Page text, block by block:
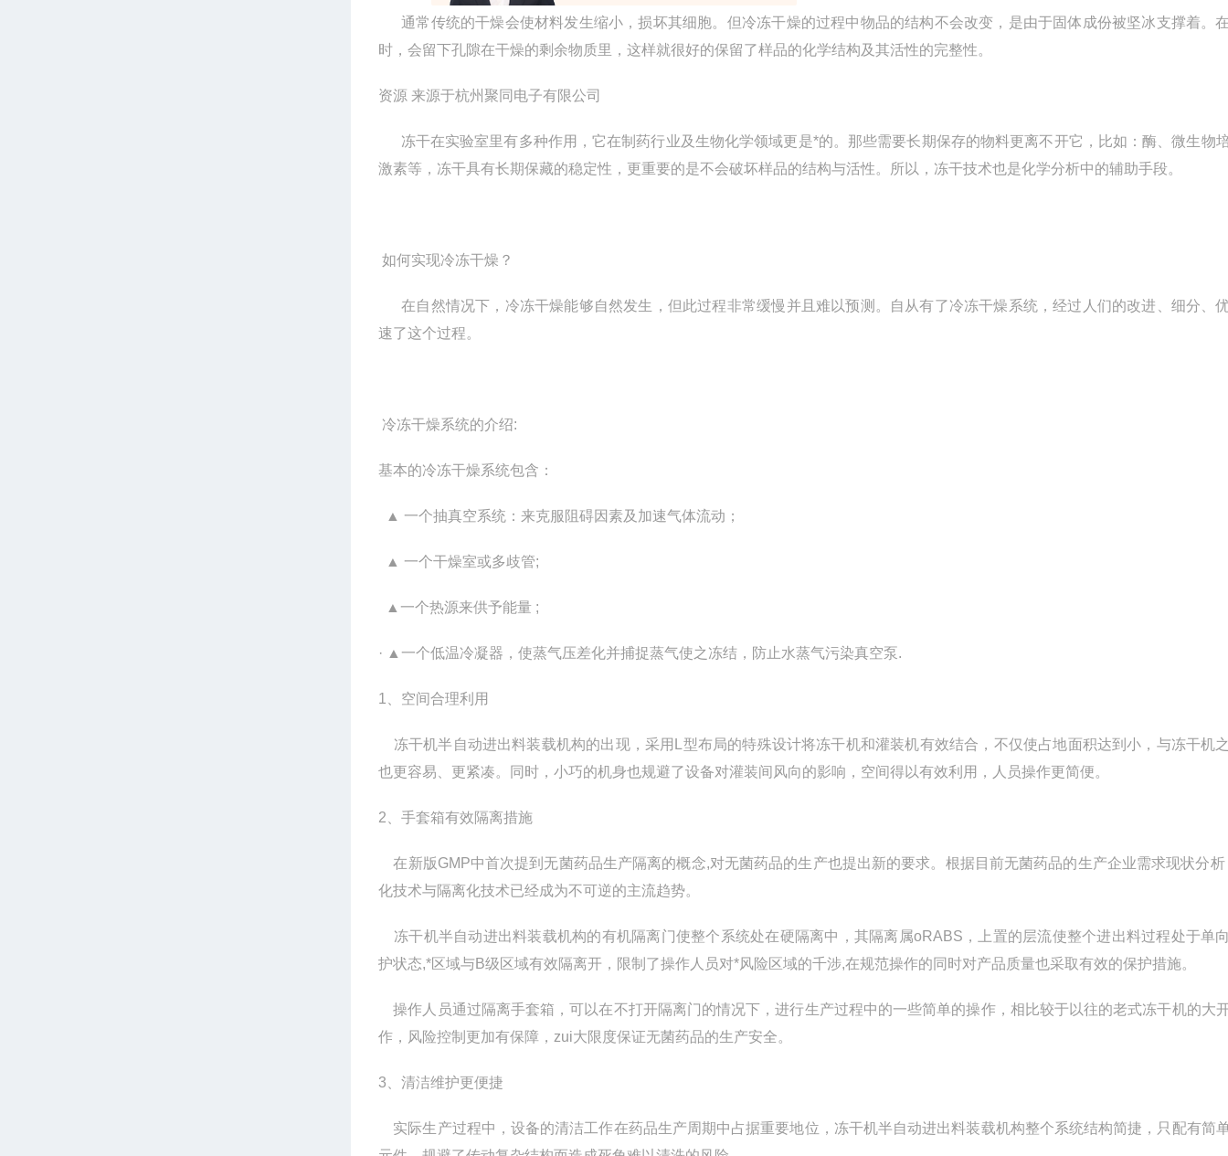
通常传统的干燥会使材料发生缩小，损坏其细胞。但冷冻干燥的过程中物品的结构不会改变，是由于固体成份被坚冰支撑着。
时，会留下孔隙在干燥的剩余物质里，这样就很好的保留了样品的化学结构及其活性的完整性。
资源 来源于杭州聚同电子有限公司
冻干在实验室里有多种作用，它在制药行业及生物化学领域更是*的。那些需要长期保存的物料更离不开它，比如：酶、微生物
激素等，冻干具有长期保藏的稳定性，更重要的是不会破坏样品的结构与活性。所以，冻干技术也是化学分析中的辅助手段。
如何实现冷冻干燥？
在自然情况下，冷冻干燥能够自然发生，但此过程非常缓慢并且难以预测。自从有了冷冻干燥系统，经过人们的改进、细分、
速了这个过程。
冷冻干燥系统的介绍:
基本的冷冻干燥系统包含：
▲ 一个抽真空系统：来克服阻碍因素及加速气体流动；
▲ 一个干燥室或多歧管;
▲一个热源来供予能量 ;
· ▲一个低温冷凝器，使蒸气压差化并捕捉蒸气使之冻结，防止水蒸气污染真空泵.
1 、空间合理利用
冻干机半自动进出料装载机构的出现，采用L型布局的特殊设计将冻干机和灌装机有效结合，不仅使占地面积达到小，与冻干机
也更容易、更紧凑。同时，小巧的机身也规避了设备对灌装间风向的影响，空间得以有效利用，人员操作更简便。
2 、手套箱有效隔离措施
在新版GMP中首次提到无菌药品生产隔离的概念,对无菌药品的生产也提出新的要求。根据目前无菌药品的生产企业需求现状分
化技术与隔离化技术已经成为不可逆的主流趋势。
冻干机半自动进出料装载机构的有机隔离门使整个系统处在硬隔离中，其隔离属oRABS，上置的层流使整个进出料过程处于单
护状态,*区域与B级区域有效隔离开，限制了操作人员对*风险区域的千涉,在规范操作的同时对产品质量也采取有效的保护措施。
操作人员通过隔离手套箱，可以在不打开隔离门的情况下，进行生产过程中的一些简单的操作，相比较于以往的老式冻干机的大
作，风险控制更加有保障，zui大限度保证无菌药品的生产安全。
3 、清洁维护更便捷
实际生产过程中，设备的清洁工作在药品生产周期中占据重要地位，冻干机半自动进出料装载机构整个系统结构简捷，只配有简